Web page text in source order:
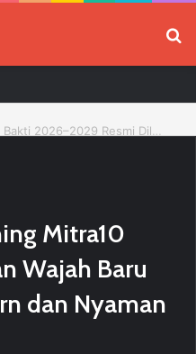
Mitra10
Wajah Baru
dan Nyaman